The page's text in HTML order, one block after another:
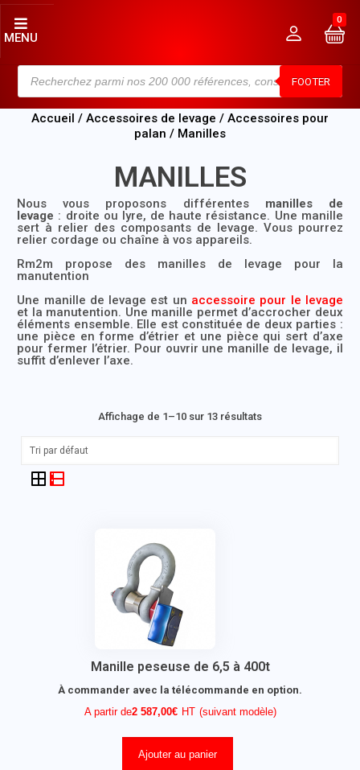
FOOTER
0
MENU
Accueil / Accessoires de levage / Accessoires pour
palan / Manilles
MANILLES
Nous vous proposons différentes manilles de
levage : droite ou lyre, de haute résistance. Une manille
sert à relier des composants de levage. Vous pourrez
relier cordage ou chaîne à vos appareils.
Rm2m propose des manilles de levage pour la
manutention
Une manille de levage est un accessoire pour le levage
et la manutention. Une manille permet d’accrocher deux
éléments ensemble. Elle est constituée de deux parties :
une pièce en forme d’étrier et une pièce qui sert d’axe
pour fermer l’étrier. Pour ouvrir une manille de levage, il
suffit d’enlever l’axe.
Affichage de 1–10 sur 13 résultats
Manille peseuse de 6,5 à 400t
À commander avec la télécommande en option.
A partir de2 587,00€ (suivant modèle)
Ajouter au panier